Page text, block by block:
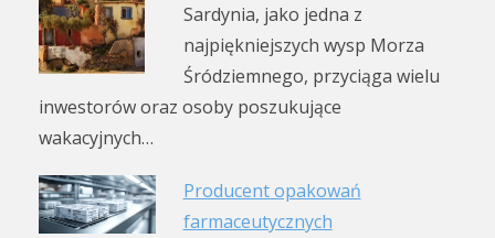
Sardynia, jako jedna z
najpiękniejszych wysp Morza
Śródziemnego, przyciąga wielu
inwestorów oraz osoby poszukujące
wakacyjnych…
Producent opakowań
farmaceutycznych